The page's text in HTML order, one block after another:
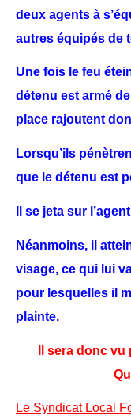
deux agents à
autres équipés de
Une fois le feu
détenu est armé
place rajoutent
Lorsqu’ils
que le détenu est
Il se jeta sur
Néanmoins, il
visage, ce qui lui
pour lesquelles il
plainte.
Il sera donc
Le Syndicat Local